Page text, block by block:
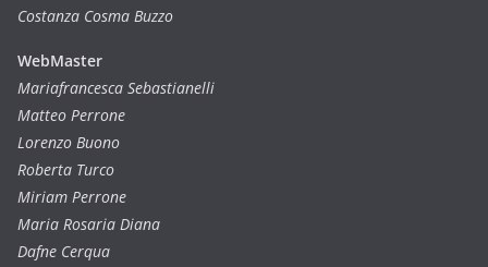
Costanza Cosma Buzzo
WebMaster
Mariafrancesca Sebastianelli
Matteo Perrone
Lorenzo Buono
Roberta Turco
Miriam Perrone
Maria Rosaria Diana
Dafne Cerqua